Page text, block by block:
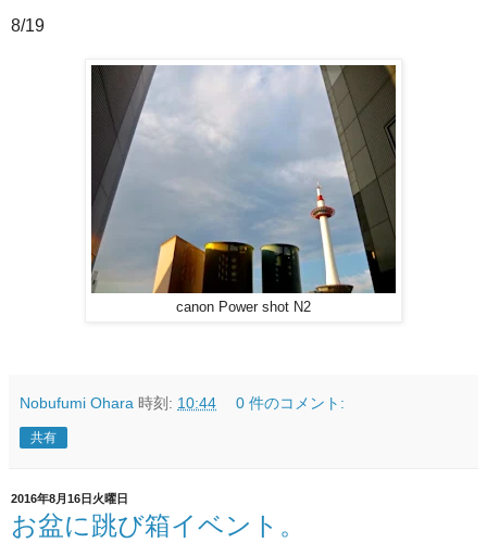
8/19
canon Power shot N2
Nobufumi Ohara 時刻: 10:44 0 件のコメント:
共有
2016年8月16日火曜日
お盆に跳び箱イベント。